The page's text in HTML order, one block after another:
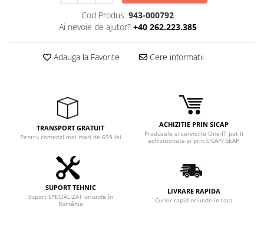
Cod Produs: 943-000792
Ai nevoie de ajutor? +40 262.223.385
Adauga la Favorite Cere informatii
TRANSPORT GRATUIT
Pentru comenzi mai mari de 699 lei
ACHIZITIE PRIN SICAP
Produsele si serviciile One-IT pot fi
achizitionate si prin SICAP/ SEAP
SUPORT TEHNIC
Suport SPECIALIZAT oriunde în
România
LIVRARE RAPIDA
Curier rapid oriunde in tara